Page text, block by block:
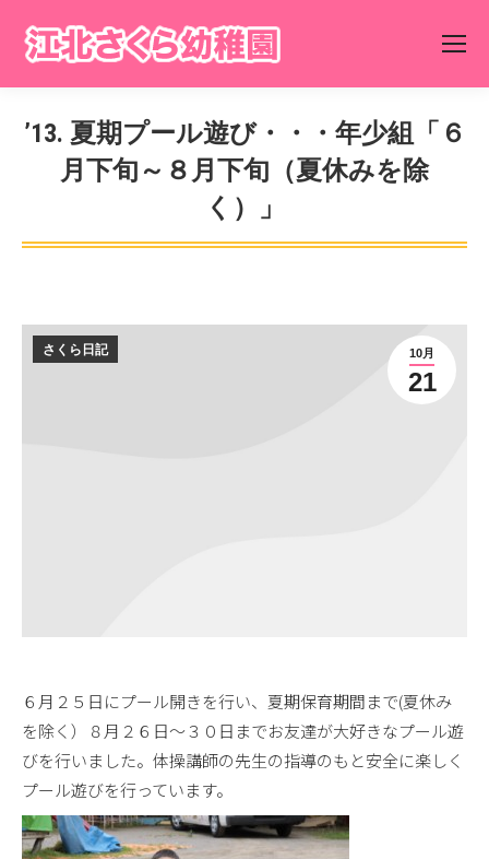
’13. 夏期プール遊び・・・年少組「６
月下旬～８月下旬（夏休みを除
く）」
You are here:
10月
21
さくら日記
６月２５日にプール開きを行い、夏期保育期間まで(夏休み
を除く）８月２６日～３０日までお友達が大好きなプール遊
びを行いました。体操講師の先生の指導のもと安全に楽しく
プール遊びを行っています。